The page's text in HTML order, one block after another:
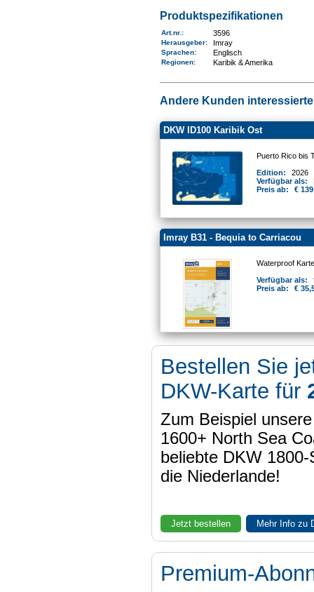
Produktspezifikationen
Art.nr. : 3596
Herausgeber: Imray
Sprachen: Englisch
Regionen: Karibik & Amerika
Andere Kunden
DKW ID100 Karibik Ost
Puerto Rico bis
Edition:
2026
Verfügbar als:
Preis ab:
€
Imray B31 - Bequia to Carriacou
Waterproof
Verfügbar als:
Preis ab:
€
Bestellen Sie
DKW-Karte für
Zum Beispiel
1600+ North Sea
beliebte DKW
die Niederlande!
Jetzt bestellen Mehr Info zu
Premium-